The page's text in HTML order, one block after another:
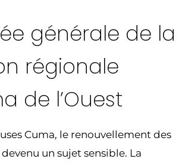
générale de la
régionale
de l’Ouest
Cuma, le renouvellement des
un sujet sensible. La